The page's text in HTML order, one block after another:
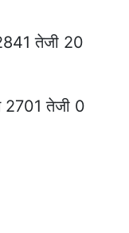
तेजी 20
2701 तेजी 0